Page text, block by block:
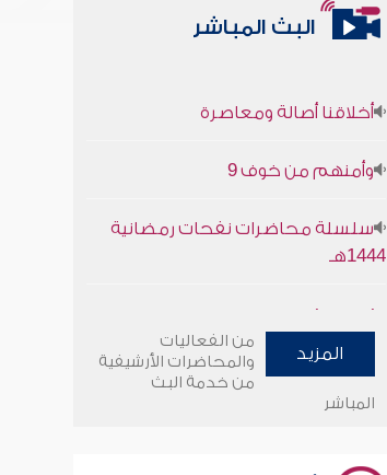
البث المباشر
1444هـ
وأمنهم من خوف 9
سلسلة محاضرات نفحات رمضانية
المزيد
من الفعاليات
والمحاضرات الأرشيفية
من خدمة البث
المباشر